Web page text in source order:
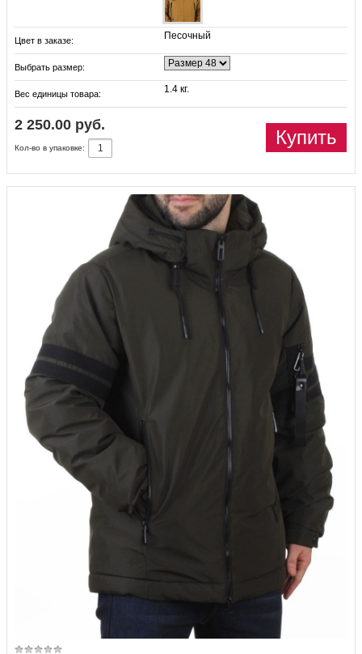
Цвет в заказе: Песочный
Выбрать размер:
Вес единицы товара: 1.4 кг.
2 250.00 руб.
Купить
Кол-во в упаковке: